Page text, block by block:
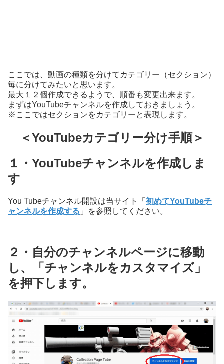
ここでは、動画の種類を分けてカテゴリー（セクション）
毎に分けてみたいと思います。
最大１２個作成できるようで、順番も変更出来ます。
まずはYouTubeチャンネルを作成しておきましょう。
※ここではセクションをカテゴリーと表現します。
＜YouTubeカテゴリー分け手順＞
１・YouTubeチャンネルを作成しま
す
You Tubeチャンネル開設は当サイト「 初めてYouTubeチ
ャンネルを作成する 」を参照してください。
２・自分のチャンネルページに移動
し、「チャンネルをカスタマイズ」
を押下します。